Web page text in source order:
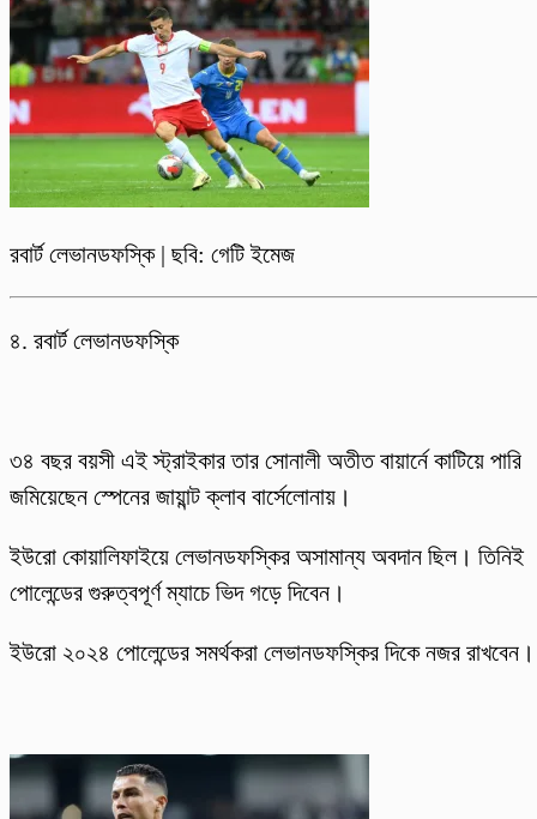
রবার্ট লেভানডফস্কি | ছবি: গেটি ইমেজ
৪. রবার্ট লেভানডফস্কি
৩৪ বছর বয়সী এই স্ট্রাইকার তার সোনালী অতীত বায়ার্নে কাটিয়ে পারি
জমিয়েছেন স্পেনের জায়ান্ট ক্লাব বার্সেলোনায়।
ইউরো কোয়ালিফাইয়ে লেভানডফস্কির অসামান্য অবদান ছিল। তিনিই
পোলেন্ডের গুরুত্বপূর্ণ ম্যাচে ভিদ গড়ে দিবেন।
ইউরো ২০২৪ পোলেন্ডের সমর্থকরা লেভানডফস্কির দিকে নজর রাখবেন।